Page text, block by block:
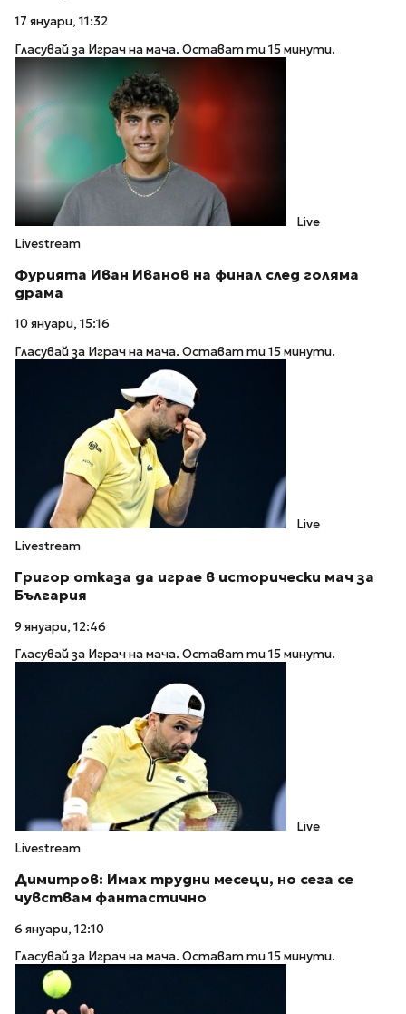
17 януари, 11:32
Гласувай за Играч на мача. Остават ти 15 минути.
Live
Livestream
Фурията Иван Иванов на финал след голяма
драма
10 януари, 15:16
Гласувай за Играч на мача. Остават ти 15 минути.
Live
Livestream
Григор отказа да играе в исторически мач за
България
9 януари, 12:46
Гласувай за Играч на мача. Остават ти 15 минути.
Live
Livestream
Димитров: Имах трудни месеци, но сега се
чувствам фантастично
6 януари, 12:10
Гласувай за Играч на мача. Остават ти 15 минути.